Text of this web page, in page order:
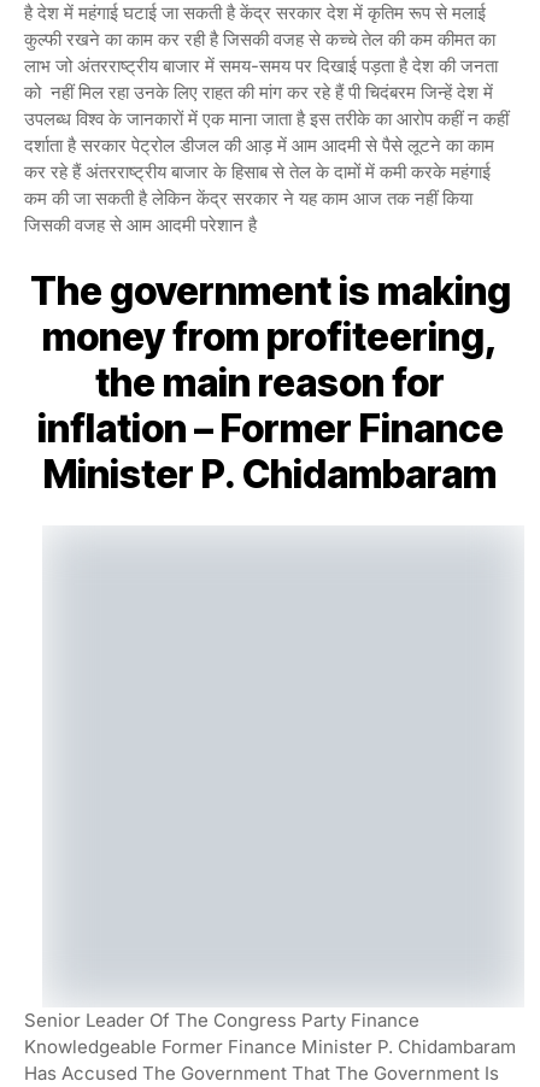
है देश में महंगाई घटाई जा सकती है केंद्र सरकार देश में कृतिम रूप से मलाई
कुल्फी रखने का काम कर रही है जिसकी वजह से कच्चे तेल की कम कीमत का
लाभ जो अंतरराष्ट्रीय बाजार में समय-समय पर दिखाई पड़ता है देश की जनता
को नहीं मिल रहा उनके लिए राहत की मांग कर रहे हैं पी चिदंबरम जिन्हें देश में
उपलब्ध विश्व के जानकारों में एक माना जाता है इस तरीके का आरोप कहीं न कहीं
दर्शाता है सरकार पेट्रोल डीजल की आड़ में आम आदमी से पैसे लूटने का काम
कर रहे हैं अंतरराष्ट्रीय बाजार के हिसाब से तेल के दामों में कमी करके महंगाई
कम की जा सकती है लेकिन केंद्र सरकार ने यह काम आज तक नहीं किया
जिसकी वजह से आम आदमी परेशान है
The government is making
money from profiteering,
the main reason for
inflation – Former Finance
Minister P. Chidambaram
Senior Leader Of The Congress Party Finance
Knowledgeable Former Finance Minister P. Chidambaram
Has Accused The Government That The Government Is